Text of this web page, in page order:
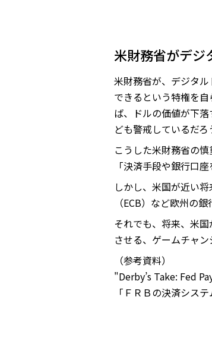
米財務省がデジ
米財務省が、デジタ
できるという特権を
ば、ドルの価値が下
ども警戒しているだろ
こうした米財務省の
「決済手段や銀行口
しかし、米国が近い
（ECB）など欧州の
それでも、将来、米
させる、ゲームチャ
（参考資料）
"Derby’s Take: Fed
「ＦＲＢの決済シス